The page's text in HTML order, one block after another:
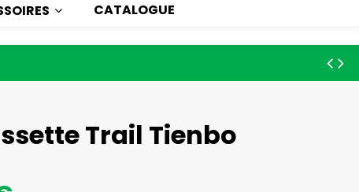
CATALOGUE
Trail Tienbo